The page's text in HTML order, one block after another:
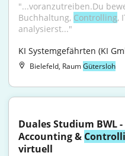
"...voranzutreiben.Du
Buchhaltung, Controlling,
analysierst..."
KI Systemgefährten (KI
Bielefeld, RaumGütersloh
Duales Studium BWL
Accounting &
virtuell